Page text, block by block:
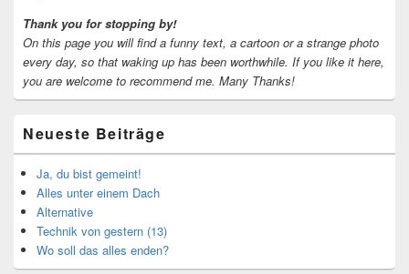
Thank you for stopping by!
On this page you will find a funny text, a cartoon or a strange photo
every day, so that waking up has been worthwhile. If you like it here,
you are welcome to recommend me. Many Thanks!
Neueste Beiträge
Ja, du bist gemeint!
Alles unter einem Dach
Alternative
Technik von gestern (13)
Wo soll das alles enden?